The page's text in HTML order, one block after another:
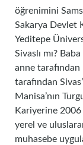
öğrenimini
Sakarya Devlet
Yeditepe
Sivaslı mı?
anne tarafından
tarafından
Manisa’nın
Kariyerine 2006
yerel ve
muhasebe